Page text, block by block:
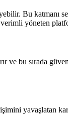
Bu
yöneten
ve bu sırada
yavaşlatan